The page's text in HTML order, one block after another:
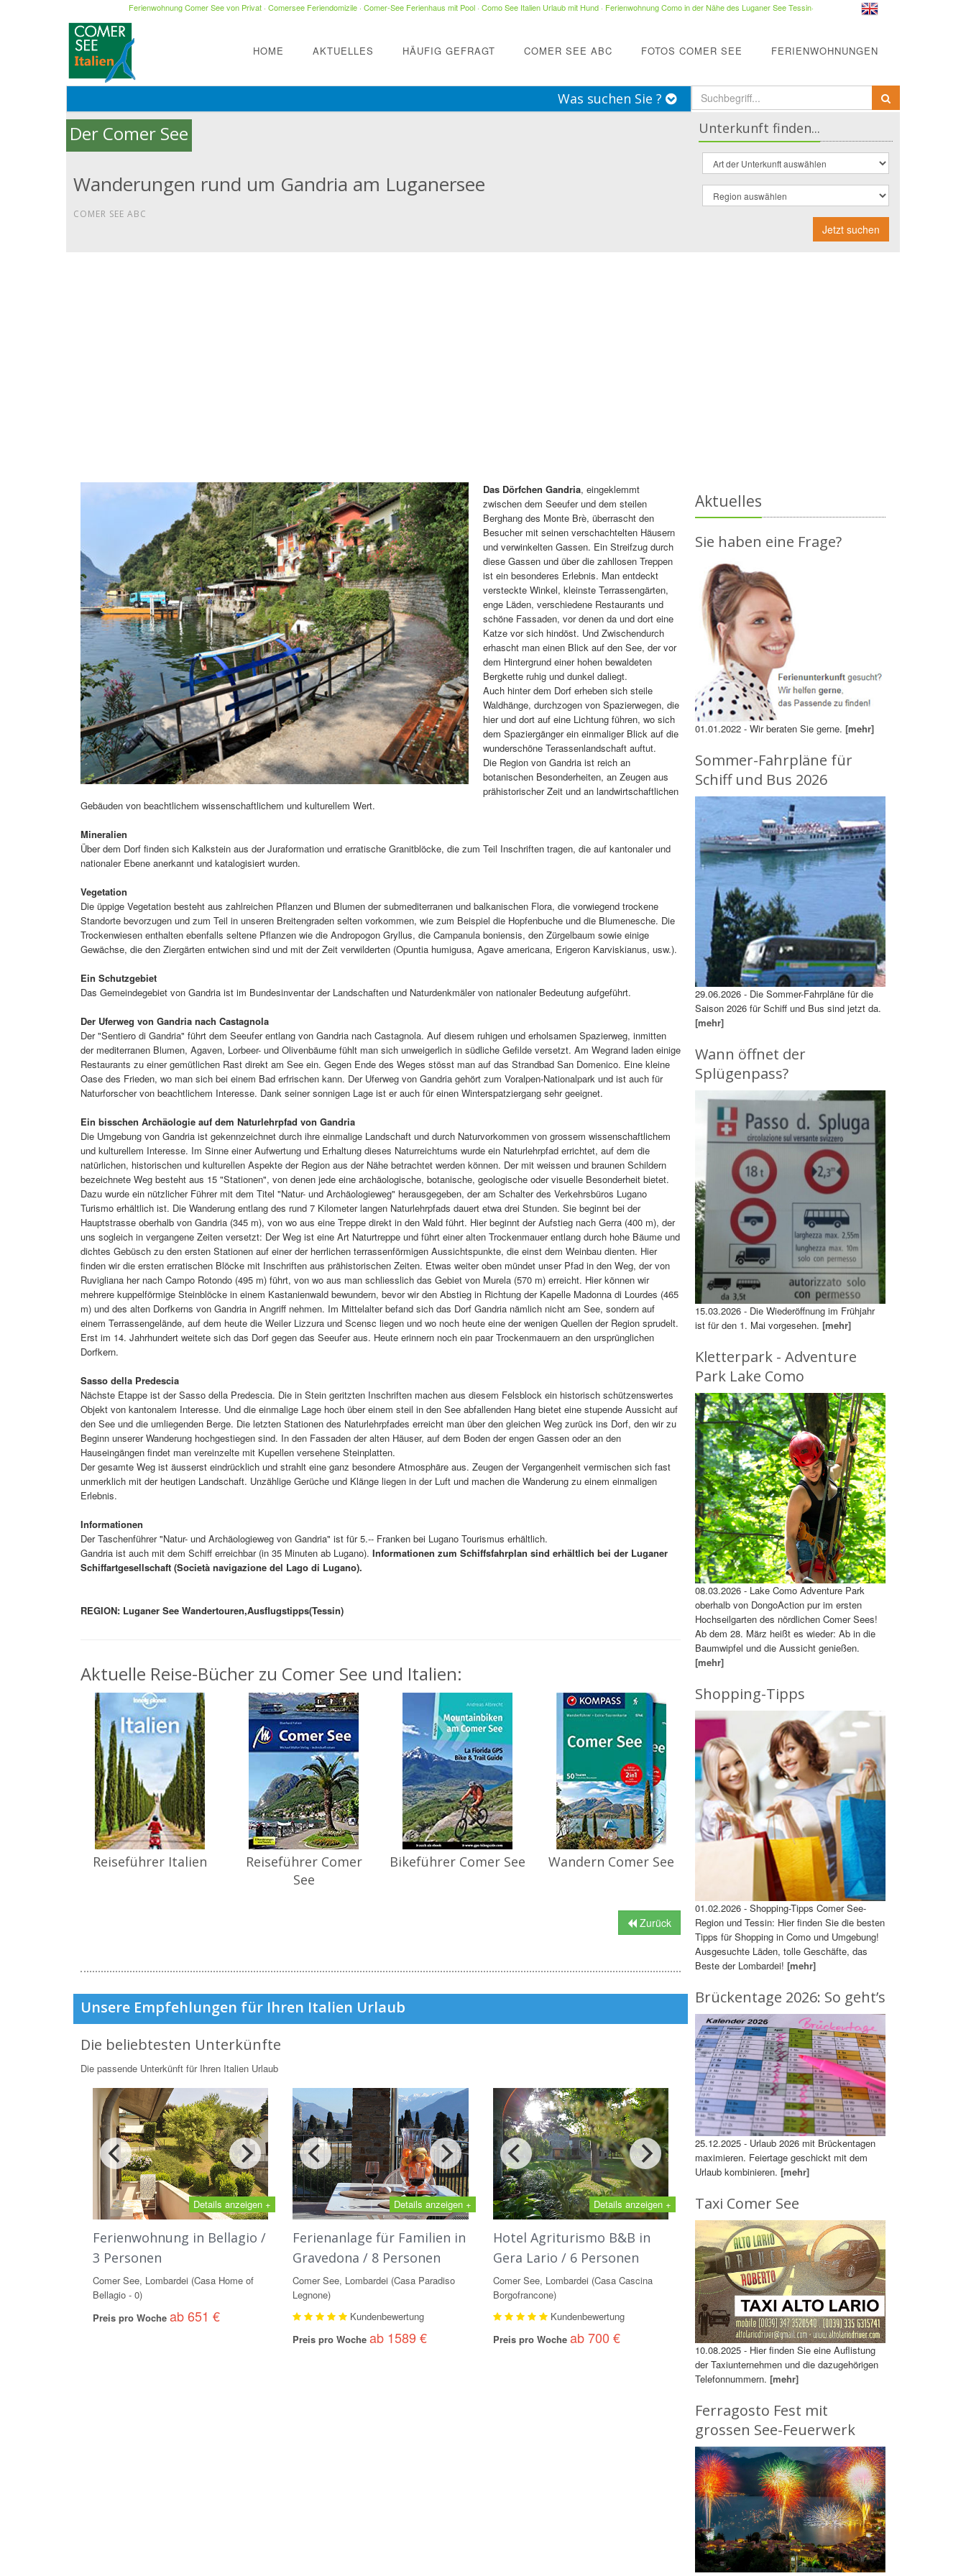
Ferienwohnung Comer See von Privat· Comersee Feriendomizile· Comer-See Ferienhaus mit Pool· Como See Italien Urlaub mit Hund· Ferienwohnung Como in der Nähe des Luganer See Tessin·
HOME AKTUELLES HÄUFIG GEFRAGT COMER SEE ABC FOTOS COMER SEE FERIENWOHNUNGEN
Was suchen Sie ?
Der Comer See
Wanderungen rund um Gandria am Luganersee
COMER SEE ABC
Unterkunft finden...
Jetzt suchen
Das Dörfchen Gandria, eingeklemmt
zwischen dem Seeufer und dem steilen
Berghang des Monte Brè, überrascht den
Besucher mit seinen verschachtelten Häusern
und verwinkelten Gassen. Ein Streifzug durch
diese Gassen und über die zahllosen Treppen
ist ein besonderes Erlebnis. Man entdeckt
versteckte Winkel, kleinste Terrassengärten,
enge Läden, verschiedene Restaurants und
schöne Fassaden, vor denen da und dort eine
Katze vor sich hindöst. Und Zwischendurch
erhascht man einen Blick auf den See, der vor
dem Hintergrund einer hohen bewaldeten
Bergkette ruhig und dunkel daliegt.
Auch hinter dem Dorf erheben sich steile
Waldhänge, durchzogen von Spazierwegen, die
hier und dort auf eine Lichtung führen, wo sich
dem Spaziergänger ein einmaliger Blick auf die
wunderschöne Terassenlandschaft auftut.
Die Region von Gandria ist reich an
botanischen Besonderheiten, an Zeugen aus
prähistorischer Zeit und an landwirtschaftlichen
Gebäuden von beachtlichem wissenschaftlichem und kulturellem Wert.
Mineralien
Über dem Dorf finden sich Kalkstein aus der Juraformation und erratische Granitblöcke, die zum Teil Inschriften tragen, die auf kantonaler und
nationaler Ebene anerkannt und katalogisiert wurden.
Vegetation
Die üppige Vegetation besteht aus zahlreichen Pflanzen und Blumen der submediterranen und balkanischen Flora, die vorwiegend trockene
Standorte bevorzugen und zum Teil in unseren Breitengraden selten vorkommen, wie zum Beispiel die Hopfenbuche und die Blumenesche. Die
Trockenwiesen enthalten ebenfalls seltene Pflanzen wie die Andropogon Gryllus, die Campanula boniensis, den Zürgelbaum sowie einige
Gewächse, die den Ziergärten entwichen sind und mit der Zeit verwilderten (Opuntia humigusa, Agave americana, Erigeron Karviskianus, usw.).
Ein Schutzgebiet
Das Gemeindegebiet von Gandria ist im Bundesinventar der Landschaften und Naturdenkmäler von nationaler Bedeutung aufgeführt.
Der Uferweg von Gandria nach Castagnola
Der "Sentiero di Gandria" führt dem Seeufer entlang von Gandria nach Castagnola. Auf diesem ruhigen und erholsamen Spazierweg, inmitten
der mediterranen Blumen, Agaven, Lorbeer- und Olivenbäume fühlt man sich unweigerlich in südliche Gefilde versetzt. Am Wegrand laden einige
Restaurants zu einer gemütlichen Rast direkt am See ein. Gegen Ende des Weges stösst man auf das Strandbad San Domenico. Eine kleine
Oase des Frieden, wo man sich bei einem Bad erfrischen kann. Der Uferweg von Gandria gehört zum Voralpen-Nationalpark und ist auch für
Naturforscher von beachtlichem Interesse. Dank seiner sonnigen Lage ist er auch für einen Winterspatziergang sehr geeignet.
Ein bisschen Archäologie auf dem Naturlehrpfad von Gandria
Die Umgebung von Gandria ist gekennzeichnet durch ihre einmalige Landschaft und durch Naturvorkommen von grossem wissenschaftlichem
und kulturellem Interesse. Im Sinne einer Aufwertung und Erhaltung dieses Naturreichtums wurde ein Naturlehrpfad errichtet, auf dem die
natürlichen, historischen und kulturellen Aspekte der Region aus der Nähe betrachtet werden können. Der mit weissen und braunen Schildern
bezeichnete Weg besteht aus 15 "Stationen", von denen jede eine archäologische, botanische, geologische oder visuelle Besonderheit bietet.
Dazu wurde ein nützlicher Führer mit dem Titel "Natur- und Archäologieweg" herausgegeben, der am Schalter des Verkehrsbüros Lugano
Turismo erhältlich ist. Die Wanderung entlang des rund 7 Kilometer langen Naturlehrpfads dauert etwa drei Stunden. Sie beginnt bei der
Hauptstrasse oberhalb von Gandria (345 m), von wo aus eine Treppe direkt in den Wald führt. Hier beginnt der Aufstieg nach Gerra (400 m), der
uns sogleich in vergangene Zeiten versetzt: Der Weg ist eine Art Naturtreppe und führt einer alten Trockenmauer entlang durch hohe Bäume und
dichtes Gebüsch zu den ersten Stationen auf einer der herrlichen terrassenförmigen Aussichtspunkte, die einst dem Weinbau dienten. Hier
finden wir die ersten erratischen Blöcke mit Inschriften aus prähistorischen Zeiten. Etwas weiter oben mündet unser Pfad in den Weg, der von
Ruvigliana her nach Campo Rotondo (495 m) führt, von wo aus man schliesslich das Gebiet von Murela (570 m) erreicht. Hier können wir
mehrere kuppelförmige Steinblöcke in einem Kastanienwald bewundern, bevor wir den Abstieg in Richtung der Kapelle Madonna di Lourdes (465
m) und des alten Dorfkerns von Gandria in Angriff nehmen. Im Mittelalter befand sich das Dorf Gandria nämlich nicht am See, sondern auf
einem Terrassengelände, auf dem heute die Weiler Lizzura und Scensc liegen und wo noch heute eine der wenigen Quellen der Region sprudelt.
Erst im 14. Jahrhundert weitete sich das Dorf gegen das Seeufer aus. Heute erinnern noch ein paar Trockenmauern an den ursprünglichen
Dorfkern.
Sasso della Predescia
Nächste Etappe ist der Sasso della Predescia. Die in Stein geritzten Inschriften machen aus diesem Felsblock ein historisch schützenswertes
Objekt von kantonalem Interesse. Und die einmalige Lage hoch über einem steil in den See abfallenden Hang bietet eine stupende Aussicht auf
den See und die umliegenden Berge. Die letzten Stationen des Naturlehrpfades erreicht man über den gleichen Weg zurück ins Dorf, den wir zu
Beginn unserer Wanderung hochgestiegen sind. In den Fassaden der alten Häuser, auf dem Boden der engen Gassen oder an den
Hauseingängen findet man vereinzelte mit Kupellen versehene Steinplatten.
Der gesamte Weg ist äusserst eindrücklich und strahlt eine ganz besondere Atmosphäre aus. Zeugen der Vergangenheit vermischen sich fast
unmerklich mit der heutigen Landschaft. Unzählige Gerüche und Klänge liegen in der Luft und machen die Wanderung zu einem einmaligen
Erlebnis.
Informationen
Der Taschenführer "Natur- und Archäologieweg von Gandria" ist für 5.-- Franken bei Lugano Tourismus erhältlich.
Gandria ist auch mit dem Schiff erreichbar (in 35 Minuten ab Lugano). Informationen zum Schiffsfahrplan sind erhältlich bei der Luganer
Schiffartgesellschaft (Società navigazione del Lago di Lugano).
REGION: Luganer See Wandertouren,Ausflugstipps(Tessin)
Aktuelle Reise-Bücher zu Comer See und Italien:
Reiseführer Italien
Reiseführer Comer
See
Bikeführer Comer See Wandern Comer See
Zurück
Unsere Empfehlungen für Ihren Italien Urlaub
Die beliebtesten Unterkünfte
Die passende Unterkünft für Ihren Italien Urlaub
Details anzeigen +
Ferienwohnung in Bellagio /
3 Personen
Comer See, Lombardei (Casa Home of
Bellagio - 0)
Preis pro Woche ab 651 €
Details anzeigen +
Ferienanlage für Familien in
Gravedona / 8 Personen
Comer See, Lombardei (Casa Paradiso
Legnone)
Kundenbewertung
Preis pro Wocheab 1589 €
Details anzeigen +
Hotel Agriturismo B&B in
Gera Lario / 6 Personen
Comer See, Lombardei (Casa Cascina
Borgofrancone)
Kundenbewertung
Preis pro Woche ab 700 €
Aktuelles
Sie haben eine Frage?
01.01.2022 - Wir beraten Sie gerne. [mehr]
Sommer-Fahrpläne für
Schiff und Bus 2026
29.06.2026 - Die Sommer-Fahrpläne für die
Saison 2026 für Schiff und Bus sind jetzt da.
[mehr]
Wann öffnet der
Splügenpass?
15.03.2026 - Die Wiederöffnung im Frühjahr
ist für den 1. Mai vorgesehen. [mehr]
Kletterpark - Adventure
Park Lake Como
08.03.2026 - Lake Como Adventure Park
oberhalb von DongoAction pur im ersten
Hochseilgarten des nördlichen Comer Sees!
Ab dem 28. März heißt es wieder: Ab in die
Baumwipfel und die Aussicht genießen.
[mehr]
Shopping-Tipps
01.02.2026 - Shopping-Tipps Comer See-
Region und Tessin: Hier finden Sie die besten
Tipps für Shopping in Como und Umgebung!
Ausgesuchte Läden, tolle Geschäfte, das
Beste der Lombardei! [mehr]
Brückentage 2026: So geht’s
25.12.2025 - Urlaub 2026 mit Brückentagen
maximieren. Feiertage geschickt mit dem
Urlaub kombinieren. [mehr]
Taxi Comer See
10.08.2025 - Hier finden Sie eine Auflistung
der Taxiunternehmen und die dazugehörigen
Telefonnummern. [mehr]
Ferragosto Fest mit
grossen See-Feuerwerk